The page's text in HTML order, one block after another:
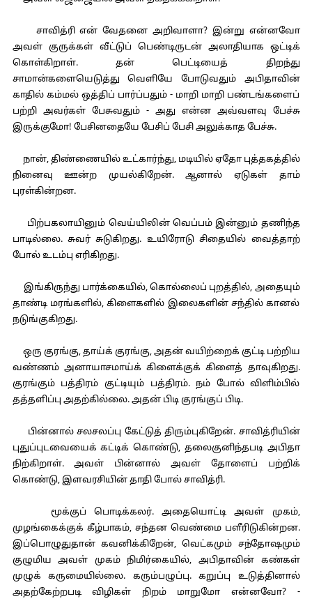
சாவித்ரி என் வேதனை அறிவாளா? இன்று என்னவோ
அவள் குருக்கள் வீட்டுப் பெண்டிருடன் அலாதியாக ஒட்டிக்
கொள்கிறாள். தன் பெட்டியைத் திறந்து
சாமான்களையெடுத்து வெளியே போடுவதும் அபிதாவின்
காதில் கம்மல் ஒத்திப் பார்ப்பதும் - மாறி மாறி பண்டங்களைப்
பற்றி அவர்கள் பேசுவதும் - அது என்ன அவ்வளவு பேச்சு
இருக்குமோ! பேசினதையே பேசிப் பேசி அலுக்காத பேச்சு.
நான், திண்ணையில் உட்கார்ந்து, மடியில் ஏதோ புத்தகத்தில்
நினைவு ஊன்ற முயல்கிறேன். ஆனால் ஏடுகள் தாம்
புரள்கின்றன.
பிற்பகலாயினும் வெய்யிலின் வெப்பம் இன்னும் தணிந்த
பாடில்லை. சுவர் சுடுகிறது. உயிரோடு சிதையில் வைத்தாற்
போல் உடம்பு எரிகிறது.
இங்கிருந்து பார்க்கையில், கொல்லைப் புறத்தில், அதையும்
தாண்டி மரங்களில், கிளைகளில் இலைகளின் சந்தில் கானல்
நடுங்குகிறது.
ஒரு குரங்கு, தாய்க் குரங்கு, அதன் வயிற்றைக் குட்டி பற்றிய
வண்ணம் அனாயாசமாய்க் கிளைக்குக் கிளைத் தாவுகிறது.
குரங்கும் பத்திரம் குட்டியும் பத்திரம். நம் போல் விளிம்பில்
தத்தளிப்பு அதற்கில்லை. அதன் பிடி குரங்குப் பிடி.
பின்னால் சலசலப்பு கேட்டுத் திரும்புகிறேன். சாவித்ரியின்
புதுப்புடவையைக் கட்டிக் கொண்டு, தலைகுனிந்தபடி அபிதா
நிற்கிறாள். அவள் பின்னால் அவள் தோளைப் பற்றிக்
கொண்டு, இளவரசியின் தாதி போல் சாவித்ரி.
மூக்குப் பொடிக்கலர். அதையொட்டி அவள் முகம்,
முழங்கைக்குக் கீழ்பாகம், சந்தன வெண்மை பளீரிடுகின்றன.
இப்பொழுதுதான் கவனிக்கிறேன், வெட்கமும் சந்தோஷமும்
குழுமிய அவள் முகம் நிமிர்கையில், அபிதாவின் கண்கள்
முழுக் கருமையில்லை. கரும்பழுப்பு. கறுப்பு உடுத்தினால்
அதற்கேற்றபடி விழிகள் நிறம் மாறுமோ என்னவோ? -